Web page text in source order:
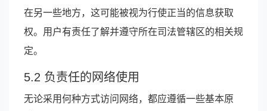
在另一些地方，这可能被视为行使正当的信息获取
权。用户有责任了解并遵守所在司法管辖区的相关规
定。
5.2 负责任的网络使用
无论采用何种方式访问网络，都应遵循一些基本原